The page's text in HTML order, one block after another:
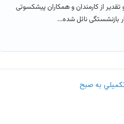
از کارمندان و همکاران پیشکسوتی
بازنشستگی نائل شده...
به صبح